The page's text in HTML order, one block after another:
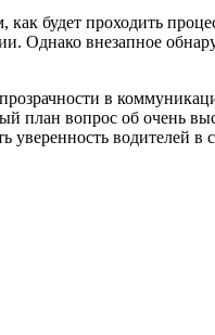
будет проходить
Однако внезапное
в
план вопрос об очень
водителей в